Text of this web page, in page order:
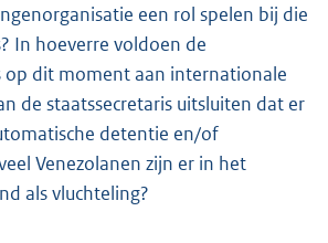
een rol spelen bij die
In hoeverre voldoen de
op dit moment aan internationale
de staatssecretaris uitsluiten dat er
detentie en/of
Venezolanen zijn er in het
als vluchteling?